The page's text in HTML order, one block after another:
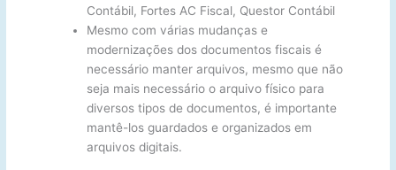
Contábil, Fortes AC Fiscal, Questor Contábil
Mesmo com várias mudanças e
modernizações dos documentos fiscais é
necessário manter arquivos, mesmo que não
seja mais necessário o arquivo físico para
diversos tipos de documentos, é importante
mantê-los guardados e organizados em
arquivos digitais.